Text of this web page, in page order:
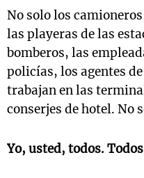
No solo los
las playeras de las
bomberos, las
policías, los agentes
trabajan en las
conserjes de hotel. No
Yo, usted, todos.